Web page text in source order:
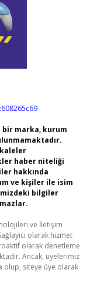
marka, kurum
haber niteliği
hakkında
ve kişiler ile isim
bilgiler
ve İletişim
olarak hizmet
olarak denetleme
Ancak, üyelerimiz
olup, siteye üye olarak